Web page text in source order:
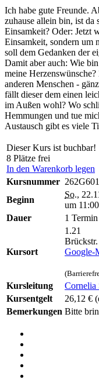
Ich habe gute Freunde.
zuhause allein bin, ist da
Einsamkeit? Oder: Jetzt
Einsamkeit, sondern um
soll dem Gedanken der
Damit aber auch: Wie
meine
anderen Menschen -
fällt dieser dem einen
im Außen wohl? Wo
Hemmungen und tue
Austausch gibt es viele
Dieser Kurs ist buchbar!
8 Plätze frei
In den Warenkorb legen
Kursnummer
Beginn
So.,
um
Dauer
1 Termin
Kursort
1.21
Google-
Kursleitung
Cornelia
Kursentgelt
26,12 €
Bemerkungen Bitte